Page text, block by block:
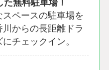
無料駐車場！
ペースの駐車場を
からの長距離ドラ
チェックイン。